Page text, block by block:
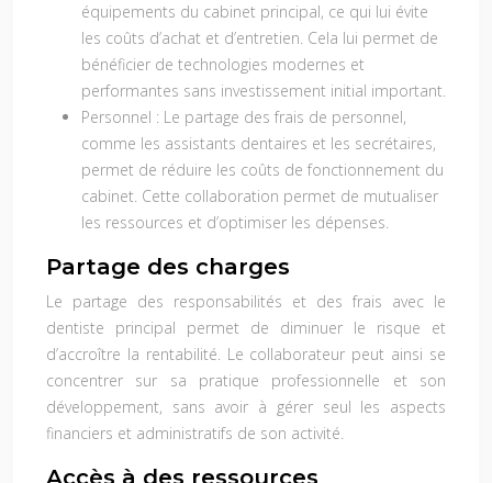
équipements du cabinet principal, ce qui lui évite
les coûts d’achat et d’entretien. Cela lui permet de
bénéficier de technologies modernes et
performantes sans investissement initial important.
Personnel : Le partage des frais de personnel,
comme les assistants dentaires et les secrétaires,
permet de réduire les coûts de fonctionnement du
cabinet. Cette collaboration permet de mutualiser
les ressources et d’optimiser les dépenses.
Partage des charges
Le partage des responsabilités et des frais avec le
dentiste principal permet de diminuer le risque et
d’accroître la rentabilité. Le collaborateur peut ainsi se
concentrer sur sa pratique professionnelle et son
développement, sans avoir à gérer seul les aspects
financiers et administratifs de son activité.
Accès à des ressources